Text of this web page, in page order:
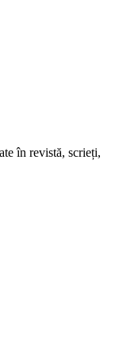
în revistă, scrieți,